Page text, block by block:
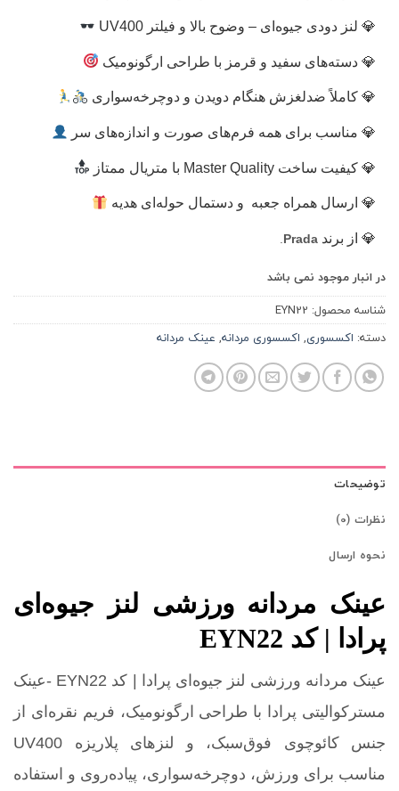
لنز دودی جیوه‌ای – وضوح بالا و فیلتر UV400
دسته‌های سفید و قرمز با طراحی ارگونومیک
کاملاً ضد‌لغزش هنگام دویدن و دوچرخه‌سواری
مناسب برای همه فرم‌های صورت و اندازه‌های سر
کیفیت ساخت Master Quality با متریال ممتاز
ارسال همراه جعبه و دستمال حوله‌ای هدیه
از برندPrada
.
در انبار موجود نمی باشد
شناسه محصول: EYN22
دسته: اکسسوری,اکسسوری مردانه,عینک مردانه
توضیحات
نظرات (0)
نحوه ارسال
عینک مردانه ورزشی لنز جیوه‌ای
پرادا | کد EYN22
عینک مردانه ورزشی لنز جیوه‌ای پرادا | کد EYN22 -عینک
مسترکوالیتی پرادا با طراحی ارگونومیک، فریم نقره‌ای از
جنس کائوچوی فوق‌سبک، و لنزهای پلاریزه UV400
مناسب برای ورزش، دوچرخه‌سواری، پیاده‌روی و استفاده